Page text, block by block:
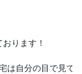
ります！
は自分の目で見て